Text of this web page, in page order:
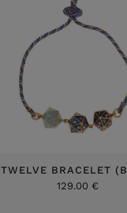
TWELVE BRACELET
129.00 €